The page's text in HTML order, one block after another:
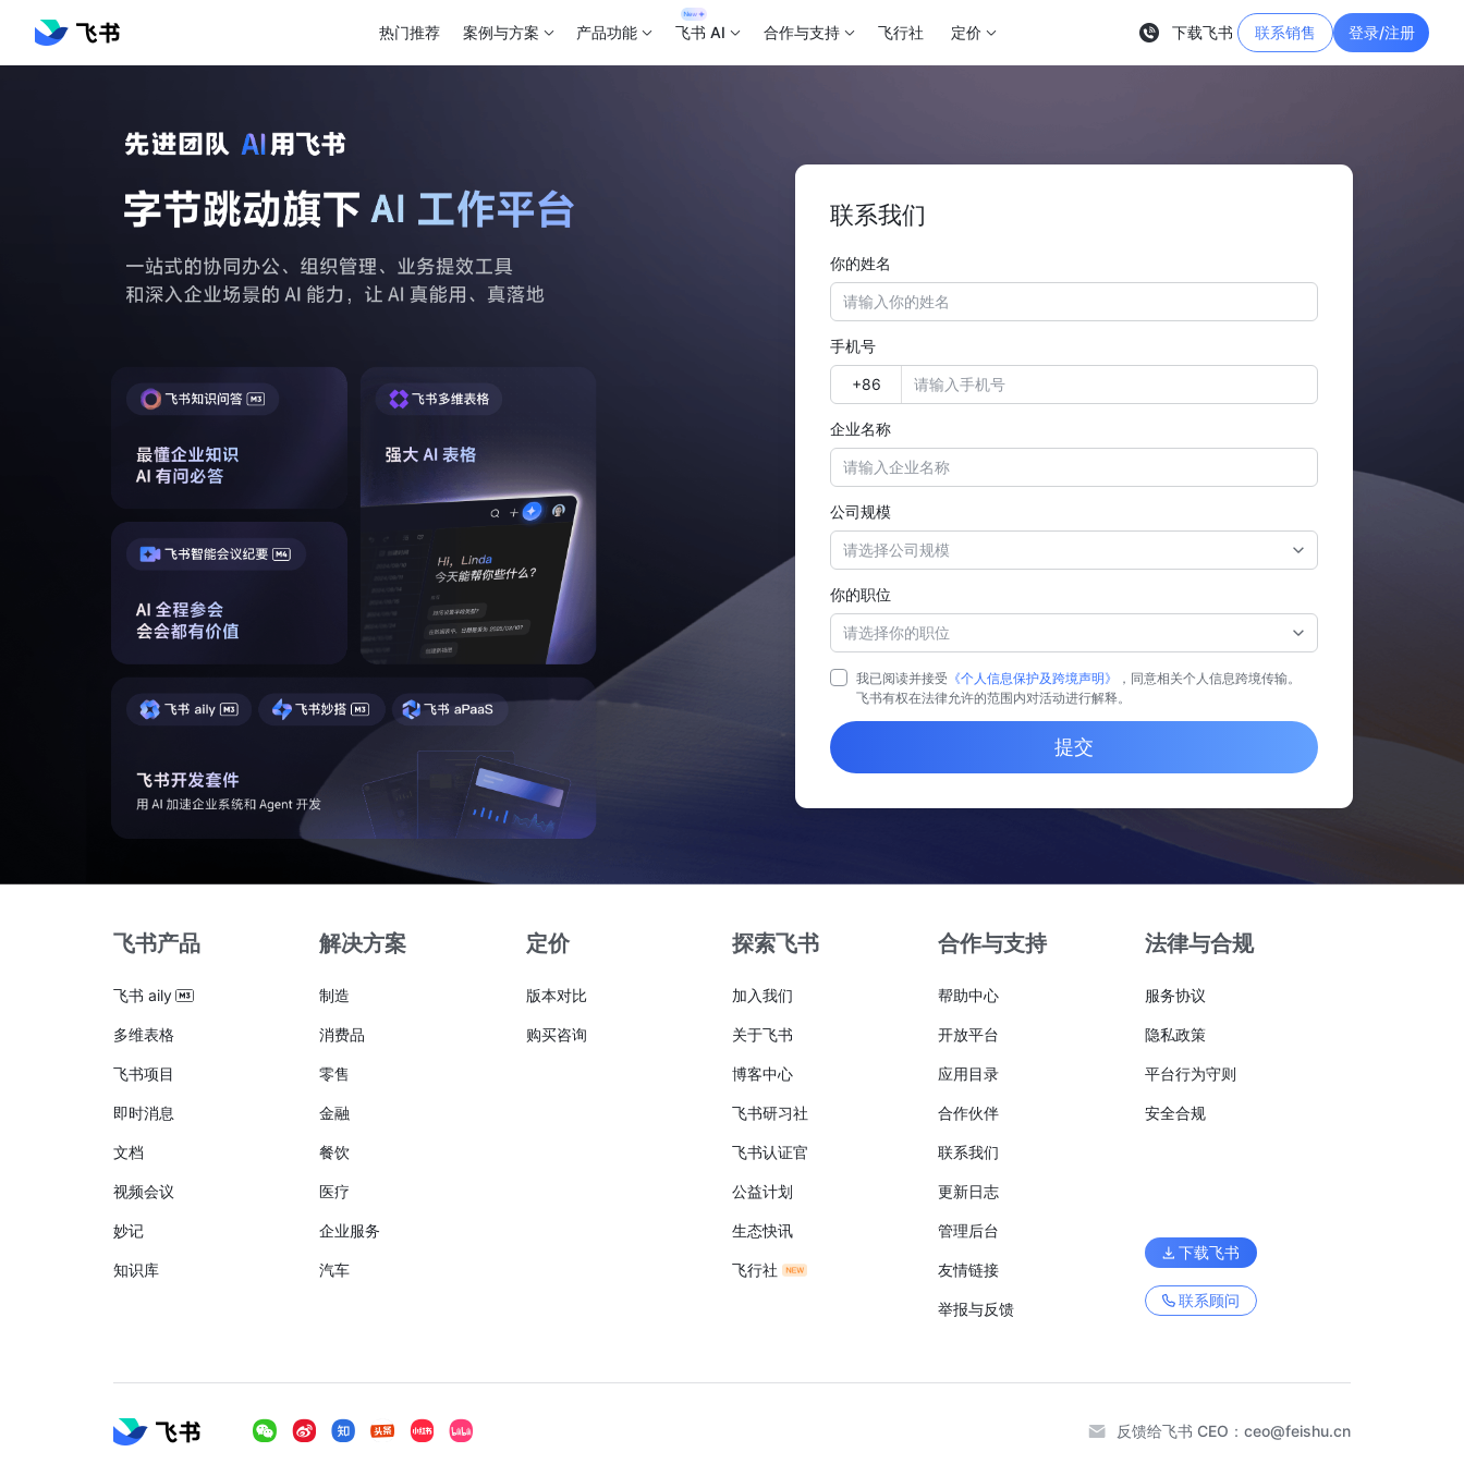
热门推荐 案例与方案 产品功能 飞书 AI 合作与支持 飞行社 定价 下载飞书 联系销售 登录/注册
联系我们
你的姓名
手机号
企业名称
公司规模
请选择公司规模
你的职位
请选择你的职位
我已阅读并接受 《个人信息保护及跨境声明》
，同意相关个人信息跨境传输。
飞书有权在法律允许的范围内对活动进行解释。
提交
飞书产品
飞书 aily
多维表格
飞书项目
即时消息
文档
视频会议
妙记
知识库
解决方案
制造
消费品
零售
金融
餐饮
医疗
企业服务
汽车
定价
版本对比
购买咨询
探索飞书
加入我们
关于飞书
博客中心
飞书研习社
飞书认证官
公益计划
生态快讯
飞行社
合作与支持
帮助中心
开放平台
应用目录
合作伙伴
联系我们
更新日志
管理后台
友情链接
举报与反馈
法律与合规
服务协议
隐私政策
平台行为守则
安全合规
下载飞书
联系顾问
反馈给飞书 CEO： ceo@feishu.cn